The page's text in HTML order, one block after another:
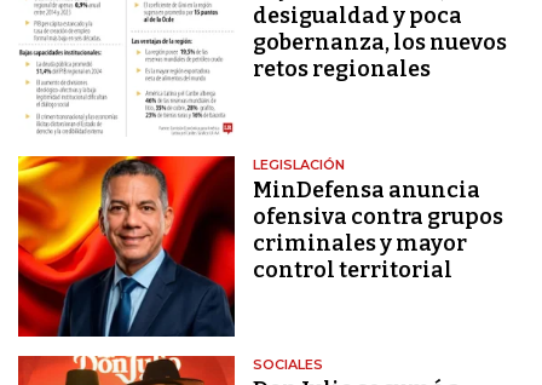
desigualdad y poca
gobernanza, los nuevos
retos regionales
LEGISLACIÓN
MinDefensa anuncia
ofensiva contra grupos
criminales y mayor
control territorial
SOCIALES